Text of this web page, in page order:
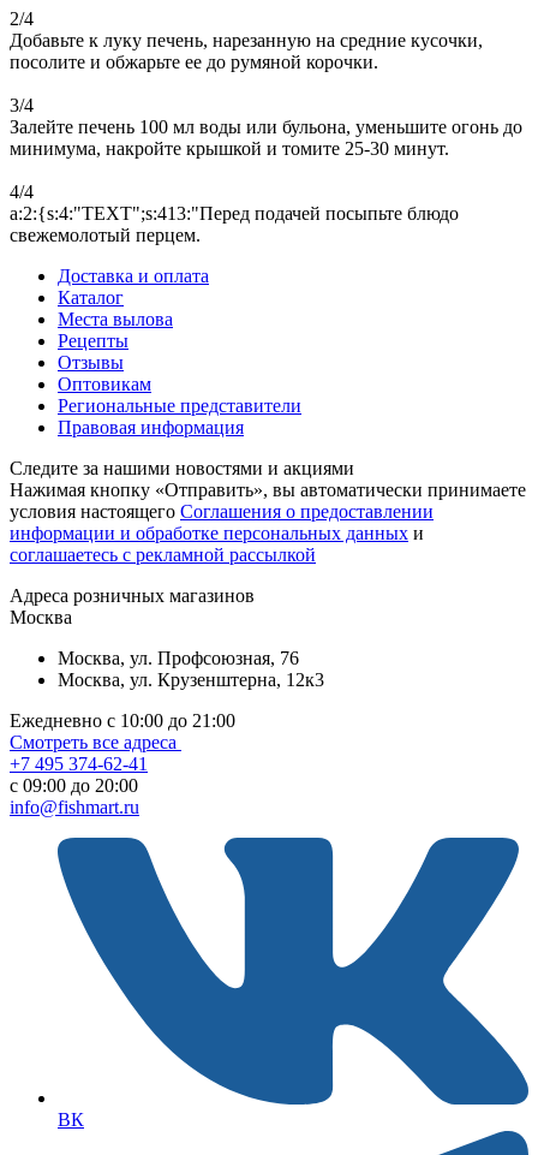
2/4
Добавьте к луку печень, нарезанную на средние кусочки,
посолите и обжарьте ее до румяной корочки.
3/4
Залейте печень 100 мл воды или бульона, уменьшите огонь до
минимума, накройте крышкой и томите 25-30 минут.
4/4
a:2:{s:4:"TEXT";s:413:"Перед подачей посыпьте блюдо
свежемолотый перцем.
Доставка и оплата
Каталог
Места вылова
Рецепты
Отзывы
Оптовикам
Региональные представители
Правовая информация
Следите за нашими новостями и акциями
Нажимая кнопку «Отправить», вы автоматически принимаете
условия настоящего Cоглашения о предоставлении
информации и обработке персональных данных и
соглашаетесь с рекламной рассылкой
Aдреса розничных магазинов
Москва
Москва, ул. Профсоюзная, 76
Москва, ул. Крузенштерна, 12к3
Ежедневно с 10:00 до 21:00
Смотреть все адреса
+7 495 374-62-41
c 09:00 до 20:00
info@fishmart.ru
ВК